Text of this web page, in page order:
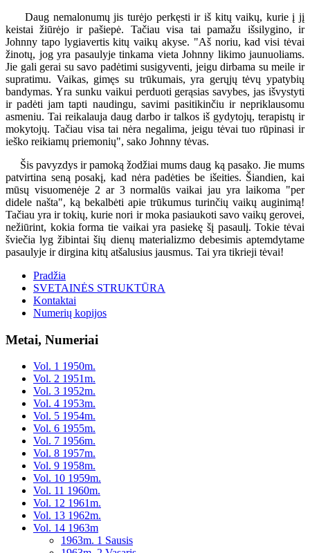
Daug nemalonumų jis turėjo perkęsti ir iš kitų vaikų, kurie į jį
keistai žiūrėjo ir pašiepė. Tačiau visa tai pamažu išsilygino, ir
Johnny tapo lygiavertis kitų vaikų akyse. "Aš noriu, kad visi tėvai
žinotų, jog yra pasaulyje tinkama vieta Johnny likimo jaunuoliams.
Jie gali gerai su savo padėtimi susigyventi, jeigu dirbama su meile ir
supratimu. Vaikas, gimęs su trūkumais, yra gerųjų tėvų ypatybių
bandymas. Yra sunku vaikui perduoti gerąsias savybes, jas išvystyti
ir padėti jam tapti naudingu, savimi pasitikinčiu ir nepriklausomu
asmeniu. Tai reikalauja daug darbo ir talkos iš gydytojų, terapistų ir
mokytojų. Tačiau visa tai nėra negalima, jeigu tėvai tuo rūpinasi ir
ieško reikiamų priemonių", sako Johnny tėvas.
Šis pavyzdys ir pamoką žodžiai mums daug ką pasako. Jie mums
patvirtina seną posakį, kad nėra padėties be išeities. Šiandien, kai
mūsų visuomenėje 2 ar 3 normalūs vaikai jau yra laikoma "per
didele našta", ką bekalbėti apie trūkumus turinčių vaikų auginimą!
Tačiau yra ir tokių, kurie nori ir moka pasiaukoti savo vaikų gerovei,
nežiūrint, kokia forma tie vaikai yra pasiekę šį pasaulį. Tokie tėvai
šviečia lyg žibintai šių dienų materializmo debesimis aptemdytame
pasaulyje ir dirgina kitų atšalusius jausmus. Tai yra tikrieji tėvai!
Pradžia
SVETAINĖS STRUKTŪRA
Kontaktai
Numerių kopijos
Metai, Numeriai
Vol. 1 1950m.
Vol. 2 1951m.
Vol. 3 1952m.
Vol. 4 1953m.
Vol. 5 1954m.
Vol. 6 1955m.
Vol. 7 1956m.
Vol. 8 1957m.
Vol. 9 1958m.
Vol. 10 1959m.
Vol. 11 1960m.
Vol. 12 1961m.
Vol. 13 1962m.
Vol. 14 1963m
1963m. 1 Sausis